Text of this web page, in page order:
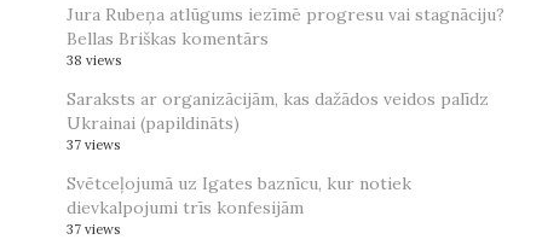
Jura Rubeņa atlūgums iezīmē progresu vai stagnāciju?
Bellas Briškas komentārs
38 views
Saraksts ar organizācijām, kas dažādos veidos palīdz
Ukrainai (papildināts)
37 views
Svētceļojumā uz Igates baznīcu, kur notiek
dievkalpojumi trīs konfesijām
37 views